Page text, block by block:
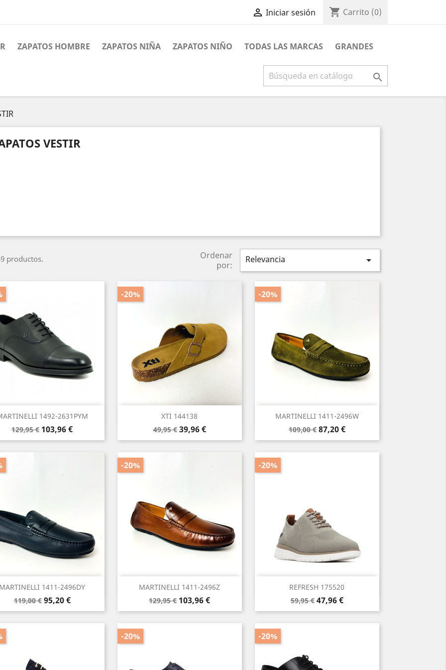
 Iniciar sesión shopping_cart Carrito (0)
ZAPATOS HOMBRE ZAPATOS NIÑA ZAPATOS NIÑO TODAS LAS MARCAS GRANDES

VESTIR
productos.
Ordenar
por:
Relevancia 
1492-2631PYM
Precio
base
129,95 € Precio
103,96 €
Vista rápida XTI 144138
Precio
base
49,95 € Precio
39,96 €
-20%
Vista rápida MARTINELLI 1411-2496W
Precio
base
109,00 € Precio
87,20 €
-20%
Vista rápida
1411-2496DY
Precio
base
119,00 € Precio
95,20 €
Vista rápida MARTINELLI 1411-2496Z
Precio
base
129,95 € Precio
103,96 €
-20%
Vista rápida REFRESH 175520
Precio
base
59,95 € Precio
47,96 €
-20%
Vista rápida
-20% -20%